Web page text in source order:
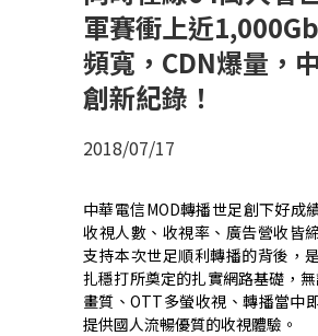
軍賽衝上近
頻寬，CDN爆量，
創新紀錄！
2018/07/17
中華電信MOD轉播世足創下好成
收視人數、收視率、廣告營收皆
支持本次世足順利轉播的背後，
扎穩打所奠定的扎實網路基礎，
畫質、OTT多螢收視、轉播當中
提供國人流暢優質的收視體驗。